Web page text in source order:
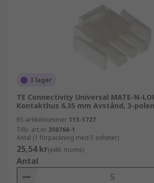
I lager
TE Connectivity Universal MATE-N-
Kontakthus 6.35 mm Avstånd, 3-
RS-artikelnummer 115-1727
Tillv. art.nr 350766-1
Antal (1 förpackning med 5 enheter)
25,54 kr(exkl. moms)
Antal